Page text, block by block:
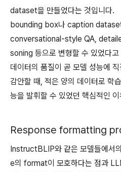
dataset을 만들었다는 것입니다.
bounding box나 caption
conversational-style QA,
soning 등으로 변형할 수 있었다고
데이터의 품질이 곧 모델 성능에
감안할 때, 적은 양의 데이터로 학
능을 발휘할 수 있었던 핵심적인
Response formatting
InstructBLIP와 같은 모델들에서
e의 format이 모호하다는 점과